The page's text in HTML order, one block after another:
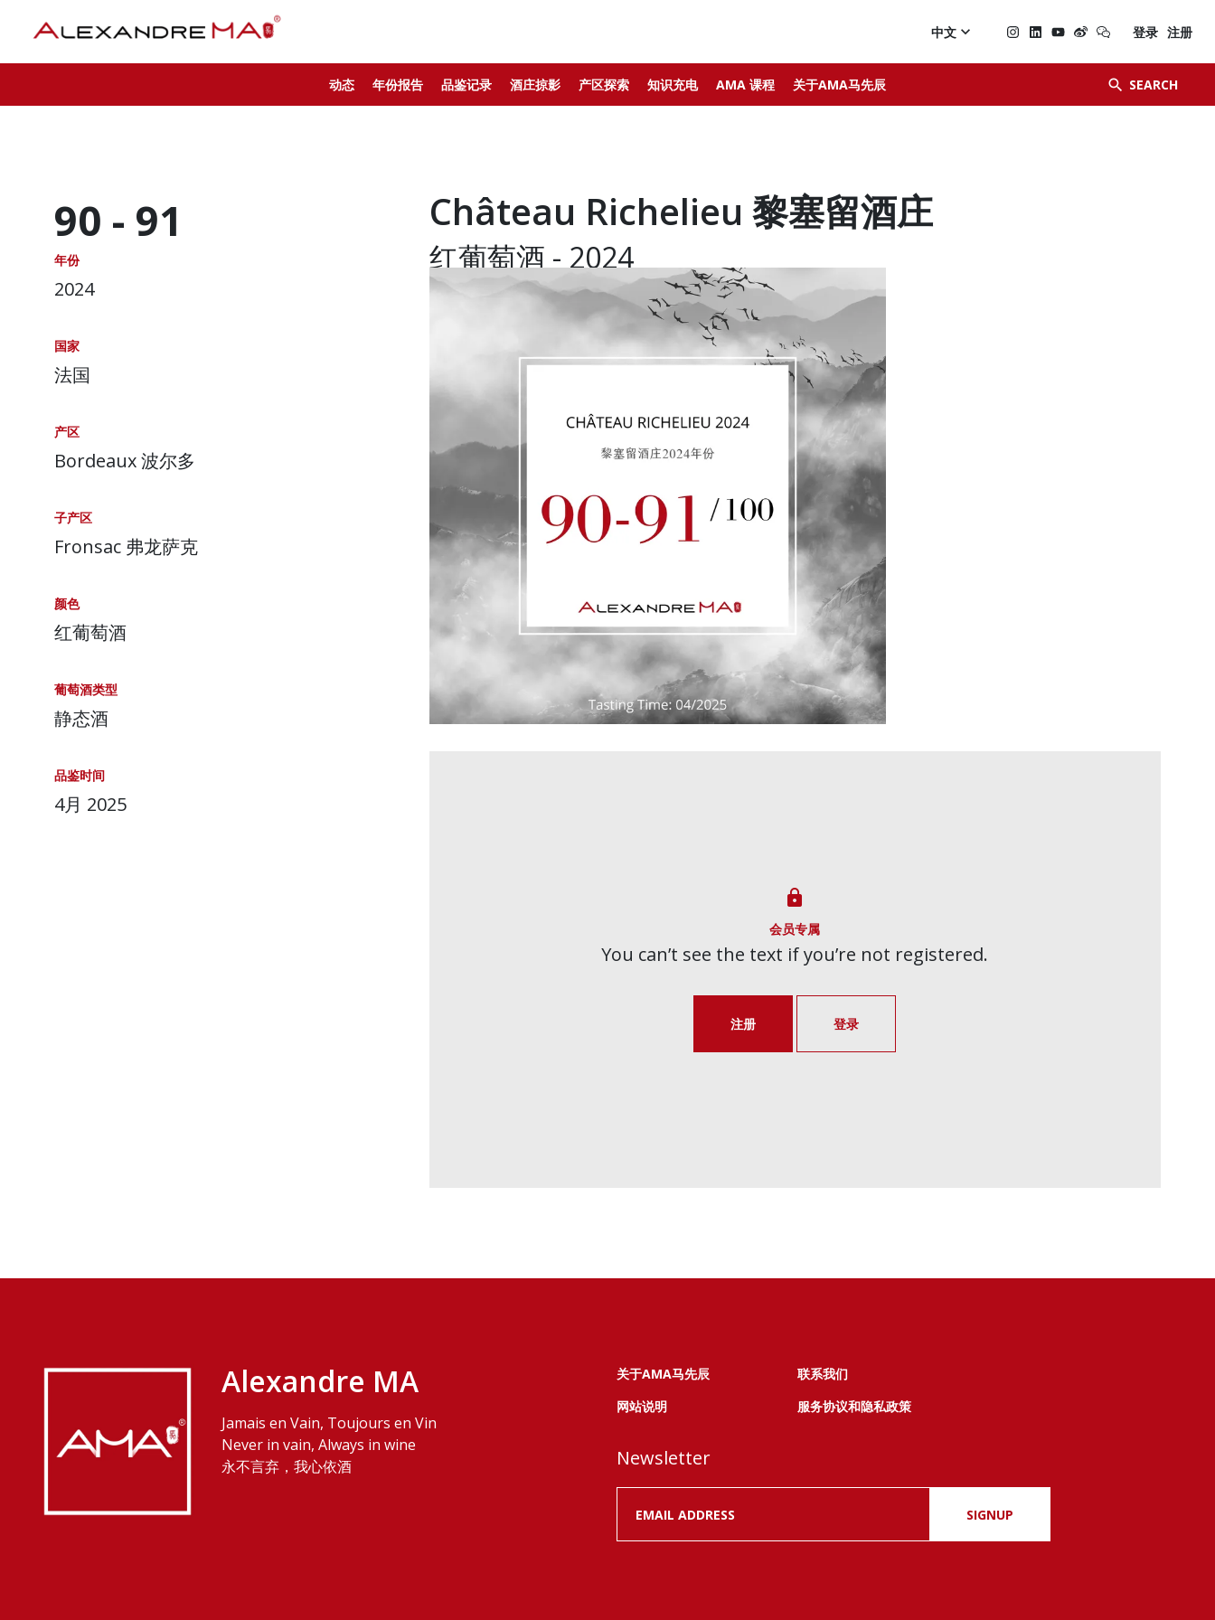
动态 年份报告 品鉴记录 酒庄掠影 产区探索 知识充电 AMA 课程 关于AMA马先辰  SEARCH

中文  登录 注册
90 - 91
年份
2024
国家
法国
产区
Bordeaux 波尔多
子产区
Fronsac 弗龙萨克
颜色
红葡萄酒
葡萄酒类型
静态酒
品鉴时间
4月 2025
Château Richelieu 黎塞留酒庄
红葡萄酒 - 2024

会员专属
You can’t see the text if you’re not registered.
注册 登录
Alexandre MA
Jamais en Vain, Toujours en Vin
Never in vain, Always in wine
永不言弃，我心依酒
关于AMA马先辰
联系我们
网站说明
服务协议和隐私政策
Newsletter
SIGNUP